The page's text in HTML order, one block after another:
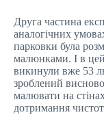
Друга частина
аналогічних
парковки була
малюнками. І в цей
викинули вже 53
зроблений
малювати на
дотримання